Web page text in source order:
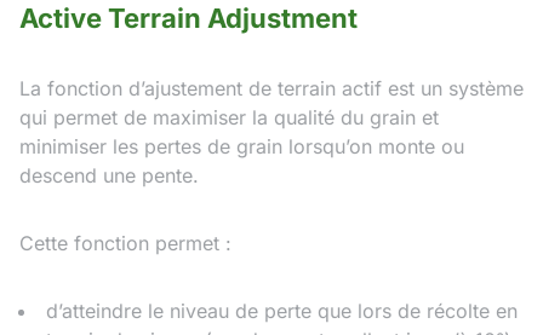
Active Terrain Adjustment
La fonction d’ajustement de terrain actif est un système
qui permet de maximiser la qualité du grain et
minimiser les pertes de grain lorsqu’on monte ou
descend une pente.
Cette fonction permet :
d’atteindre le niveau de perte que lors de récolte en